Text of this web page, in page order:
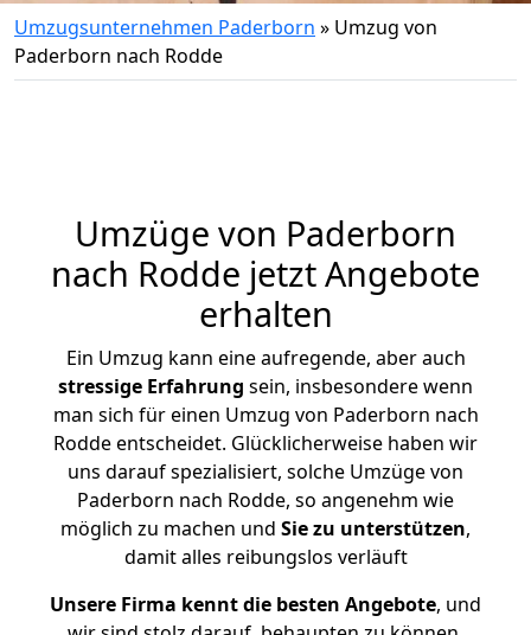
Umzugsunternehmen Paderborn » Umzug von
Paderborn nach Rodde
Umzüge von Paderborn
nach Rodde jetzt Angebote
erhalten
Ein Umzug kann eine aufregende, aber auch
stressige Erfahrung sein, insbesondere wenn
man sich für einen Umzug von Paderborn nach
Rodde entscheidet. Glücklicherweise haben wir
uns darauf spezialisiert, solche Umzüge von
Paderborn nach Rodde, so angenehm wie
möglich zu machen und Sie zu unterstützen,
damit alles reibungslos verläuft
Unsere Firma kennt die besten Angebote, und